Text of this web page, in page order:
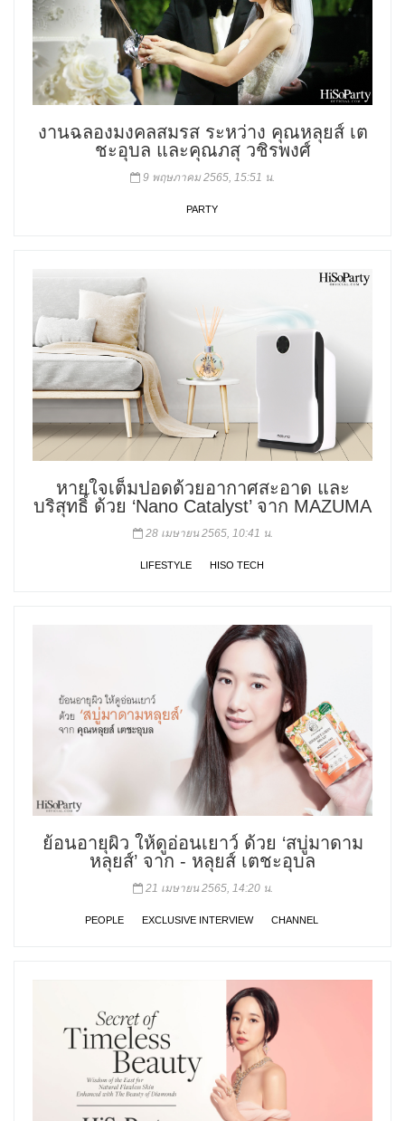
งานฉลองมงคลสมรส ระหว่าง คุณหลุยส์ เต
ชะอุบล และคุณภสุ วชิรพงศ์
9 พฤษภาคม 2565, 15:51 น.
PARTY
หายใจเต็มปอดด้วยอากาศสะอาด และ
บริสุทธิ์ ด้วย ‘Nano Catalyst’ จาก MAZUMA
28 เมษายน 2565, 10:41 น.
LIFESTYLE HISO TECH
ย้อนอายุผิว ให้ดูอ่อนเยาว์ ด้วย ‘สบู่มาดาม
หลุยส์’ จาก - หลุยส์ เตชะอุบล
21 เมษายน 2565, 14:20 น.
PEOPLE EXCLUSIVE INTERVIEW CHANNEL